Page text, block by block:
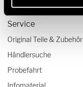
Service
Original Teile & Zubehör
Händlersuche
Probefahrt
Infomaterial